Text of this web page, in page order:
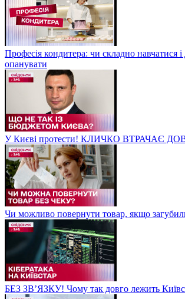
Професія кондитера: чи складно навчатися
опанувати
У Києві протести! КЛИЧКО ВТРАЧАЄ
Чи можливо повернути товар, якщо
БЕЗ ЗВʼЯЗКУ! Чому так довго лежить